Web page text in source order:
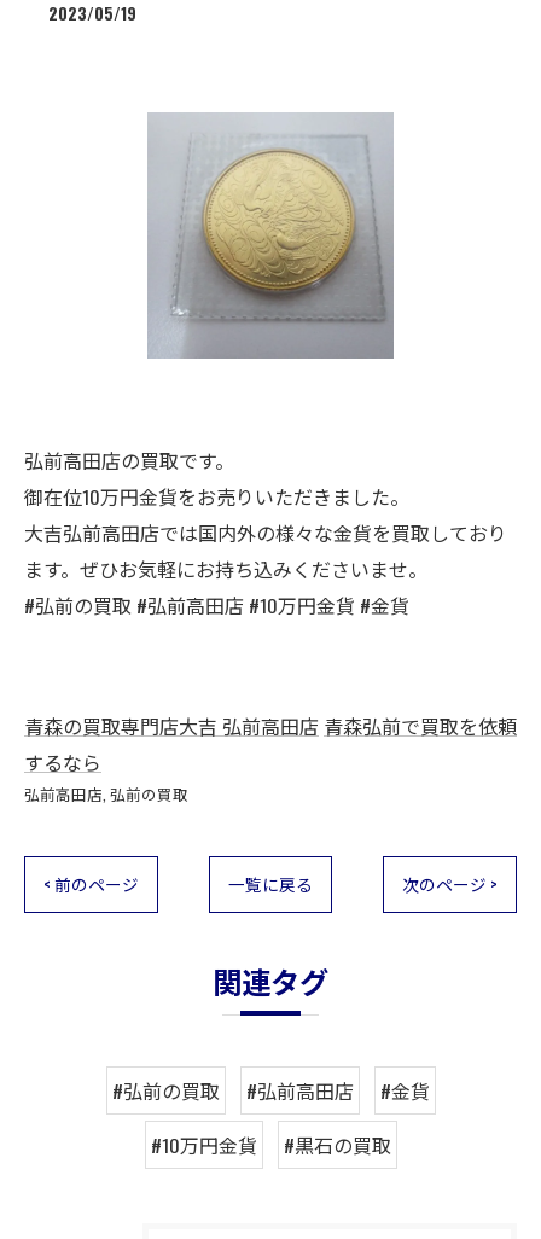
2023/05/19
弘前高田店の買取です。
御在位10万円金貨をお売りいただきました。
大吉弘前高田店では国内外の様々な金貨を買取しており
ます。ぜひお気軽にお持ち込みくださいませ。
#弘前の買取 #弘前高田店 #10万円金貨 #金貨
青森の買取専門店大吉 弘前高田店 青森弘前で買取を依頼
するなら
弘前高田店 弘前の買取
< 前のページ 一覧に戻る 次のページ >
関連タグ
#弘前の買取 #弘前高田店
#金貨
#10万円金貨
#黒石の買取